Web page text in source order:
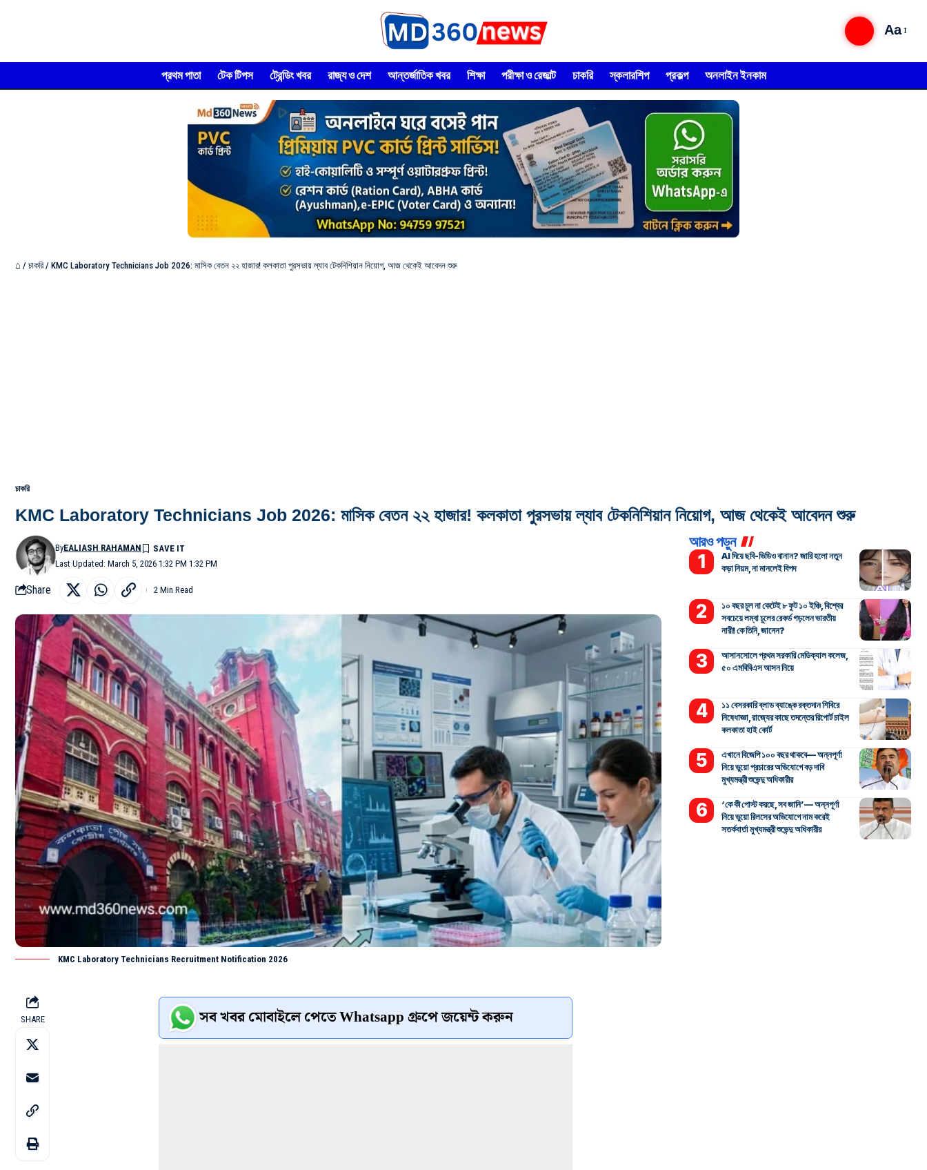
Aa
প্রথম পাতা টেক টিপস ট্রেন্ডিং খবর রাজ্য ও দেশ আন্তর্জাতিক খবর শিক্ষা পরীক্ষা ও রেজাল্ট চাকরি স্কলারশিপ প্রকল্প অনলাইন ইনকাম
⌂ / চাকরি / KMC Laboratory Technicians Job 2026: মাসিক বেতন ২২ হাজার! কলকাতা পুরসভায় ল্যাব টেকনিশিয়ান নিয়োগ, আজ থেকেই আবেদন শুরু
চাকরি
KMC Laboratory Technicians Job 2026: মাসিক বেতন ২২ হাজার! কলকাতা পুরসভায় ল্যাব টেকনিশিয়ান নিয়োগ, আজ থেকেই আবেদন শুরু
Last Updated: March 5, 2026 1:32 PM 1:32 PM
ByEALIASH RAHAMAN
Share 2 Min Read
KMC Laboratory Technicians Recruitment Notification 2026
SHARE সব খবর মোবাইলে পেতে Whatsapp গ্রুপে জয়েন্ট করুন
আরও পড়ুন
AI দিয়ে ছবি-ভিডিও বানান? জারি হলো নতুন
কড়া নিয়ম, না মানলেই বিপদ
১০ বছর চুল না কেটেই ৮ ফুট ১০ ইঞ্চি, বিশ্বের
সবচেয়ে লম্বা চুলের রেকর্ড গড়লেন ভারতীয়
নারী! কে তিনি, জানেন?
আসানসোলে প্রথম সরকারি মেডিক্যাল কলেজ,
৫০ এমবিবিএস আসন নিয়ে
১১ বেসরকারি ব্লাড ব্যাঙ্কে রক্তদান শিবিরে
নিষেধাজ্ঞা, রাজ্যের কাছে তদন্তের রিপোর্ট চাইল
কলকাতা হাই কোর্ট
এখানে বিজেপি ১০০ বছর থাকবে— অন্নপূর্ণা
নিয়ে ভুয়ো প্রচারের অভিযোগে বড় দাবি
মুখ্যমন্ত্রী শুভেন্দু অধিকারীর
‘কে কী পোস্ট করছে, সব জানি’— অন্নপূর্ণা
নিয়ে ভুয়ো রিলসের অভিযোগে নাম করেই
সতর্কবার্তা মুখ্যমন্ত্রী শুভেন্দু অধিকারীর